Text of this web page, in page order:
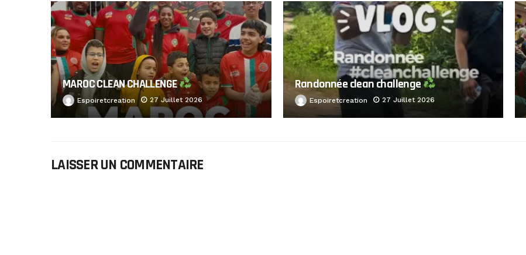
MAROC CLEAN CHALLENGE
Espoiretcreation 27 Juillet 2026
Randonnée clean challenge
Espoiretcreation 27 Juillet 2026
LAISSER UN COMMENTAIRE